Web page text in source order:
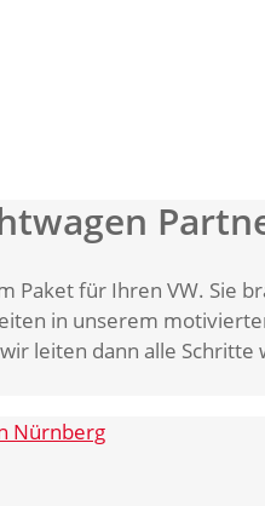
Paket für Ihren VW. Sie
in unserem
leiten dann alle